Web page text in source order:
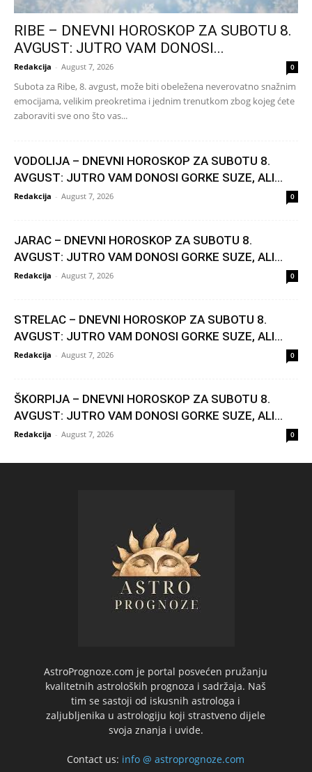
RIBE – DNEVNI HOROSKOP ZA SUBOTU 8.
AVGUST: JUTRO VAM DONOSI...
Redakcija - August 7, 2026 0
Subota za Ribe, 8. avgust, može biti obeležena neverovatno snažnim
emocijama, velikim preokretima i jednim trenutkom zbog kojeg ćete
zaboraviti sve ono što vas...
VODOLIJA – DNEVNI HOROSKOP ZA SUBOTU 8.
AVGUST: JUTRO VAM DONOSI GORKE SUZE, ALI...
Redakcija - August 7, 2026 0
JARAC – DNEVNI HOROSKOP ZA SUBOTU 8.
AVGUST: JUTRO VAM DONOSI GORKE SUZE, ALI...
Redakcija - August 7, 2026 0
STRELAC – DNEVNI HOROSKOP ZA SUBOTU 8.
AVGUST: JUTRO VAM DONOSI GORKE SUZE, ALI...
Redakcija - August 7, 2026 0
ŠKORPIJA – DNEVNI HOROSKOP ZA SUBOTU 8.
AVGUST: JUTRO VAM DONOSI GORKE SUZE, ALI...
Redakcija - August 7, 2026 0
AstroPrognoze.com je portal posvećen pružanju
kvalitetnih astroloških prognoza i sadržaja. Naš
tim se sastoji od iskusnih astrologa i
zaljubljenika u astrologiju koji strastveno dijele
svoja znanja i uvide.
Contact us: info @ astroprognoze.com